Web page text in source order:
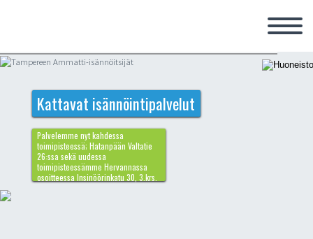
Kattavat isännöintipalvelut
Palvelemme nyt kahdessa
toimipisteessä; Hatanpään Valtatie
26:ssa sekä uudessa
toimipisteessämme Hervannassa
osoitteessa Insinöörinkatu 30, 3.krs.